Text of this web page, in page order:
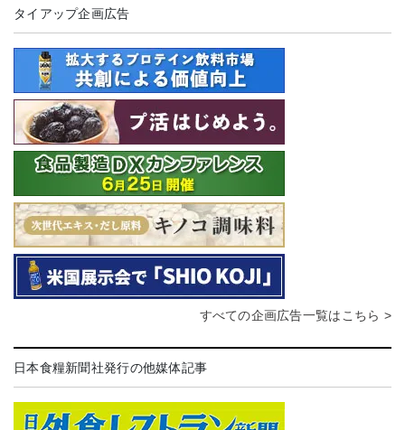
タイアップ企画広告
すべての企画広告一覧はこちら >
日本食糧新聞社発行の他媒体記事